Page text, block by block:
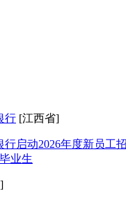
行 [江西省]
行启动2026年度新员工
业生